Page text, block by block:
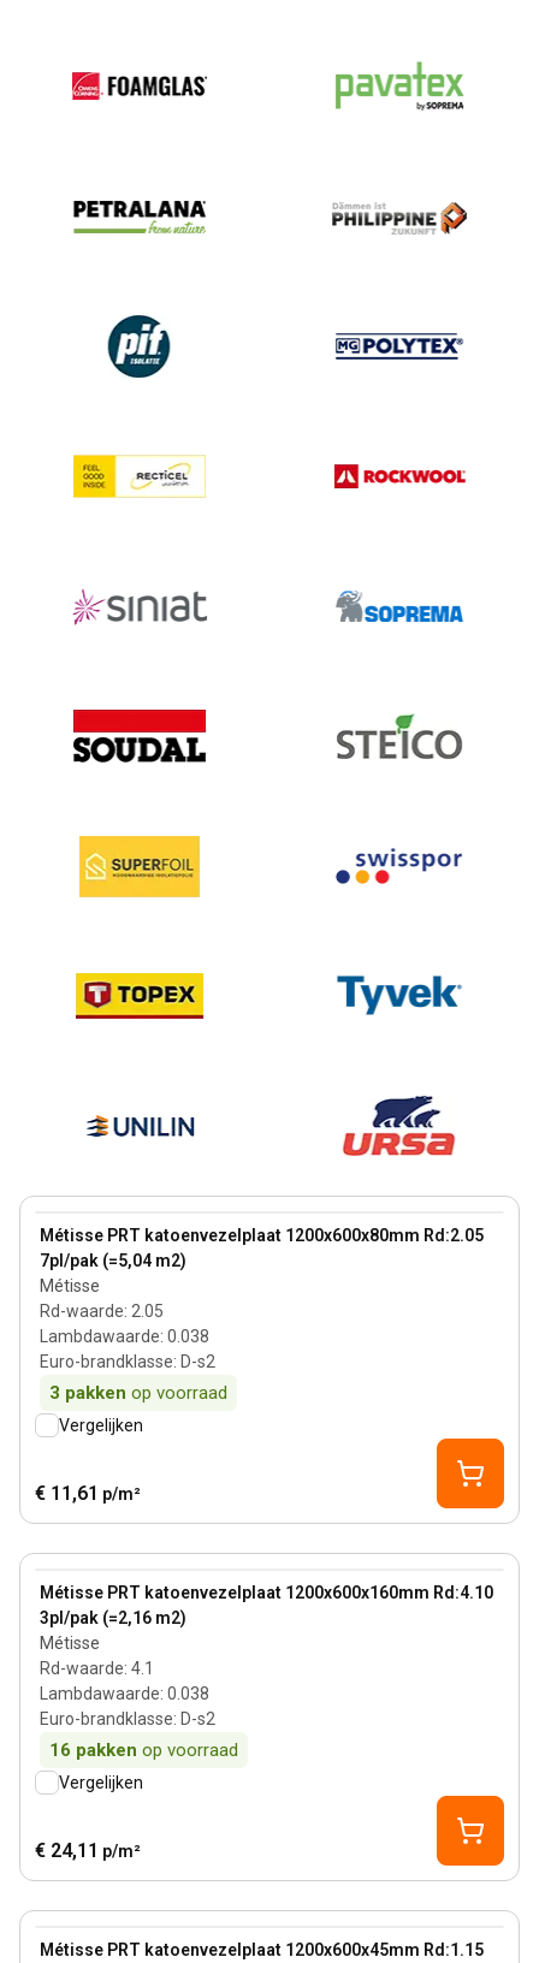
Métisse PRT katoenvezelplaat 1200x600x80mm Rd:2.05
7pl/pak (=5,04 m2)
Métisse
Rd-waarde: 2.05
Lambdawaarde: 0.038
Euro-brandklasse: D-s2
3 pakken op voorraad
View product
Vergelijken
€ 11,61 p/m²
Métisse PRT katoenvezelplaat 1200x600x160mm Rd:4.10
3pl/pak (=2,16 m2)
Métisse
Rd-waarde: 4.1
Lambdawaarde: 0.038
Euro-brandklasse: D-s2
16 pakken op voorraad
View product
Vergelijken
€ 24,11 p/m²
Métisse PRT katoenvezelplaat 1200x600x45mm Rd:1.15
View product